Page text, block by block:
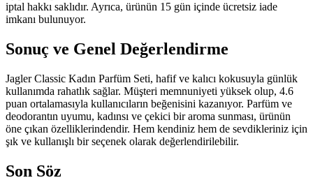
iptal hakkı saklıdır. Ayrıca, ürünün 15 gün içinde ücretsiz iade
imkanı bulunuyor.
Sonuç ve Genel Değerlendirme
Jagler Classic Kadın Parfüm Seti, hafif ve kalıcı kokusuyla günlük
kullanımda rahatlık sağlar. Müşteri memnuniyeti yüksek olup, 4.6
puan ortalamasıyla kullanıcıların beğenisini kazanıyor. Parfüm ve
deodorantın uyumu, kadınsı ve çekici bir aroma sunması, ürünün
öne çıkan özelliklerindendir. Hem kendiniz hem de sevdikleriniz için
şık ve kullanışlı bir seçenek olarak değerlendirilebilir.
Son Söz